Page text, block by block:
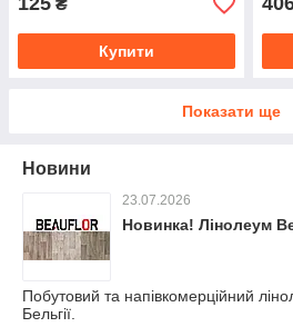
₴
Купити
Показати ще
Новини
23.07.2026
Новинка! Лінолеум
Побутовий та напівкомерційний
Бельгії.